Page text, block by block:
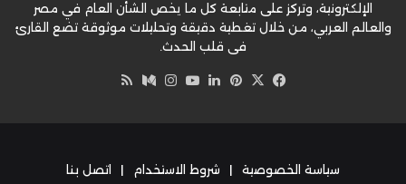
الإلكترونية، وتركز على متابعة كل ما يخص الشأن العام في مصر
والعالم العربي، من خلال تغطية دقيقة وتحليلات موثوقة تضع القارئ
في قلب الحدث.
فيسبوك
‫X بينتيريست
لينكدإن‫YouTube
انستقرام
وسط
سياسة الخصوصية | شروط الاستخدام | اتصل بنا